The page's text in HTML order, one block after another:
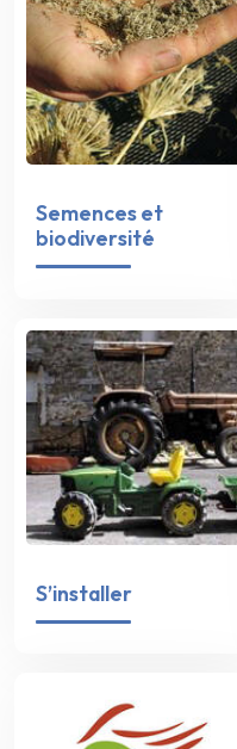
Semences et
biodiversité
S’installer